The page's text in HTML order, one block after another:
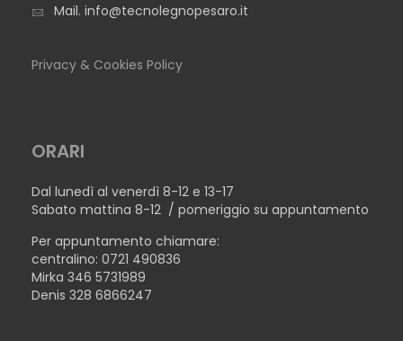
Mail. info@tecnolegnopesaro.it
Privacy & Cookies Policy
ORARI
Dal lunedì al venerdì 8-12 e 13-17
Sabato mattina 8-12 / pomeriggio su appuntamento
Per appuntamento chiamare:
centralino: 0721 490836
Mirka 346 5731989
Denis 328 6866247